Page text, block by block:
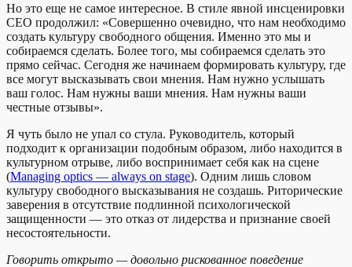
Но это еще не самое интересное. В стиле явной инсценировки
CEO продолжил: «Совершенно очевидно, что нам необходимо
создать культуру свободного общения. Именно это мы и
собираемся сделать. Более того, мы собираемся сделать это
прямо сейчас. Сегодня же начинаем формировать культуру, где
все могут высказывать свои мнения. Нам нужно услышать
ваш голос. Нам нужны ваши мнения. Нам нужны ваши
честные отзывы».
Я чуть было не упал со стула. Руководитель, который
подходит к организации подобным образом, либо находится в
культурном отрыве, либо воспринимает себя как на сцене
(Managing optics — always on stage). Одним лишь словом
культуру свободного высказывания не создашь. Риторические
заверения в отсутствие подлинной психологической
защищенности — это отказ от лидерства и признание своей
несостоятельности.
Говорить открыто — довольно рискованное поведение